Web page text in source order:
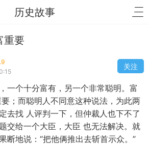
历史故事
重要
关注
一个十分富有，另一个非常聪明。富
；而聪明人不同意这种说法，为此两
去找 人评判一下，但仲裁人也下不了
交给一个大臣，大臣 也无法解决。就
断地说：“把他俩推出去斩首示众。”